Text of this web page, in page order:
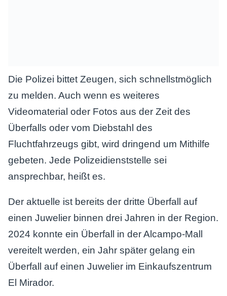
Die Polizei bittet Zeugen, sich schnellstmöglich
zu melden. Auch wenn es weiteres
Videomaterial oder Fotos aus der Zeit des
Überfalls oder vom Diebstahl des
Fluchtfahrzeugs gibt, wird dringend um Mithilfe
gebeten. Jede Polizeidienststelle sei
ansprechbar, heißt es.
Der aktuelle ist bereits der dritte Überfall auf
einen Juwelier binnen drei Jahren in der Region.
2024 konnte ein Überfall in der Alcampo-Mall
vereitelt werden, ein Jahr später gelang ein
Überfall auf einen Juwelier im Einkaufszentrum
El Mirador.